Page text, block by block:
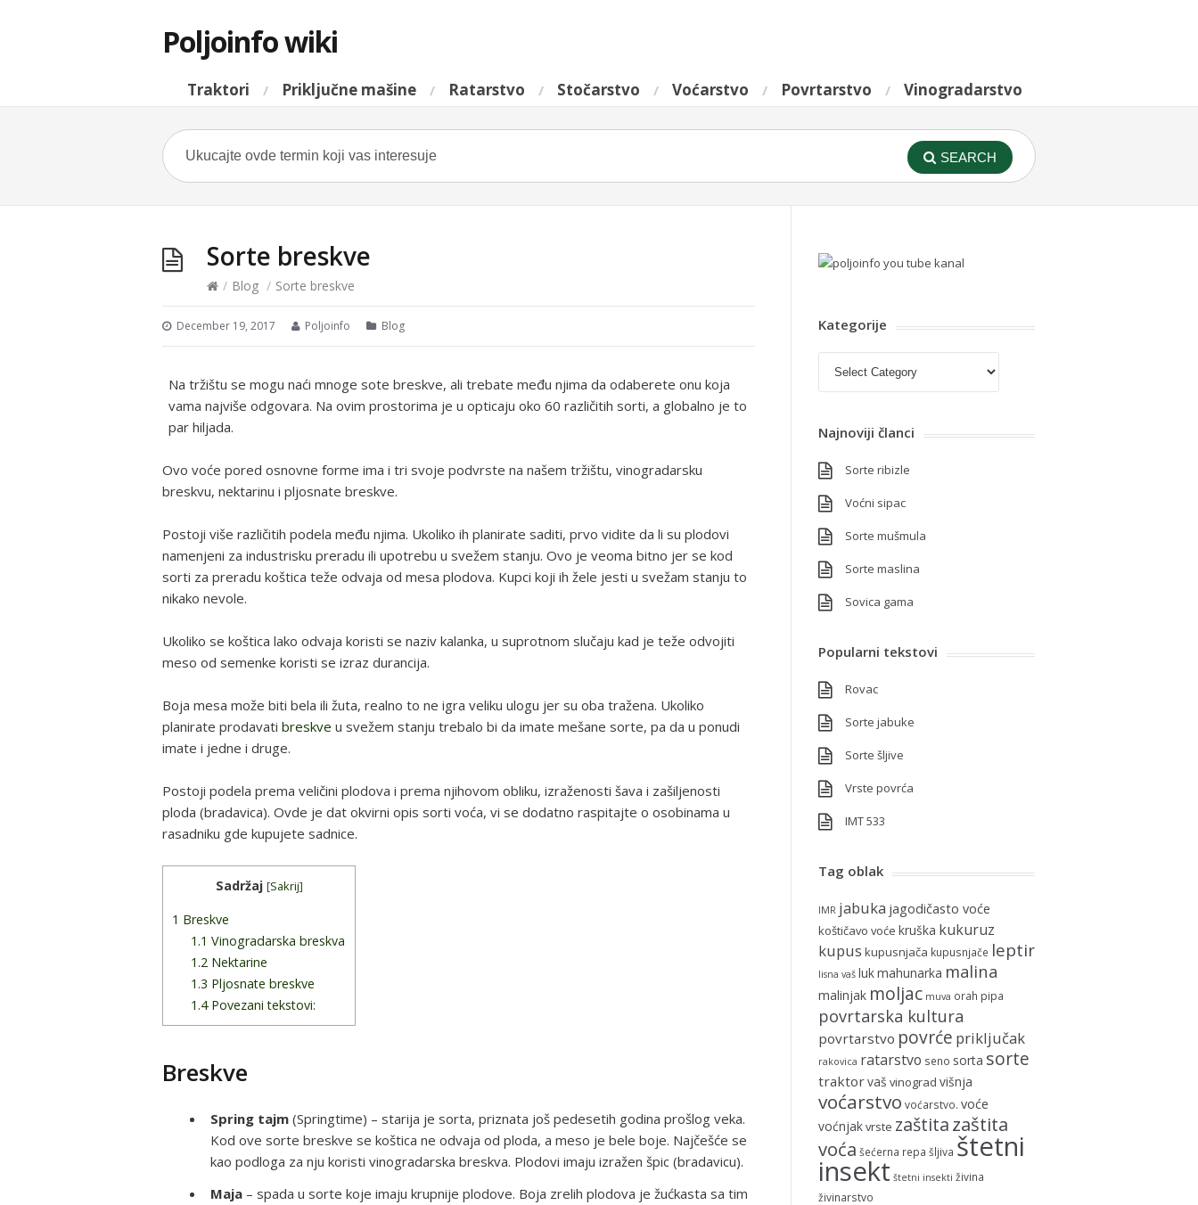
Poljoinfo wiki
Traktori Priključne mašine Ratarstvo Stočarstvo Voćarstvo Povrtarstvo Vinogradarstvo
SEARCH
Sorte breskve
/ Blog / Sorte breskve
December 19, 2017 Poljoinfo Blog
Na tržištu se mogu naći mnoge sote breskve, ali trebate među njima da odaberete onu koja
vama najviše odgovara. Na ovim prostorima je u opticaju oko 60 različitih sorti, a globalno je to
par hiljada.
Ovo voće pored osnovne forme ima i tri svoje podvrste na našem tržištu, vinogradarsku
breskvu, nektarinu i pljosnate breskve.
Postoji više različitih podela među njima. Ukoliko ih planirate saditi, prvo vidite da li su plodovi
namenjeni za industrisku preradu ili upotrebu u svežem stanju. Ovo je veoma bitno jer se kod
sorti za preradu koštica teže odvaja od mesa plodova. Kupci koji ih žele jesti u svežam stanju to
nikako nevole.
Ukoliko se koštica lako odvaja koristi se naziv kalanka, u suprotnom slučaju kad je teže odvojiti
meso od semenke koristi se izraz durancija.
Boja mesa može biti bela ili žuta, realno to ne igra veliku ulogu jer su oba tražena. Ukoliko
planirate prodavati breskve u svežem stanju trebalo bi da imate mešane sorte, pa da u ponudi
imate i jedne i druge.
Postoji podela prema veličini plodova i prema njihovom obliku, izraženosti šava i zašiljenosti
ploda (bradavica). Ovde je dat okvirni opis sorti voća, vi se dodatno raspitajte o osobinama u
rasadniku gde kupujete sadnice.
Sadržaj [Sakrij]
1 Breskve
1.1 Vinogradarska breskva
1.2 Nektarine
1.3 Pljosnate breskve
1.4Povezani tekstovi:
Breskve
Spring tajm (Springtime) – starija je sorta, priznata još pedesetih godina prošlog veka.
Kod ove sorte breskve se koštica ne odvaja od ploda, a meso je bele boje. Najčešće se
kao podloga za nju koristi vinogradarska breskva. Plodovi imaju izražen špic (bradavicu).
Maja – spada u sorte koje imaju krupnije plodove. Boja zrelih plodova je žućkasta sa tim
Kategorije
Najnoviji članci
Sorte ribizle
Voćni sipac
Sorte mušmula
Sorte maslina
Sovica gama
Popularni tekstovi
Rovac
Sorte jabuke
Sorte šljive
Vrste povrća
IMT 533
Tag oblak
IMR jabuka jagodičasto voće
koštičavo voće kruška kukuruz
kupus kupusnjača kupusnjače leptir
lisna vaš lukmahunarka malina
malinjak moljac muva orah pipa
povrtarska kultura
povrtarstvo povrće priključak
rakovica ratarstvo seno sorta sorte
traktorvaš vinograd višnja
voćarstvo voćarstvo. voće
voćnjakvrste zaštitazaštita
voća šećerna repa šljiva štetni
insekt štetni insekti živina
živinarstvo